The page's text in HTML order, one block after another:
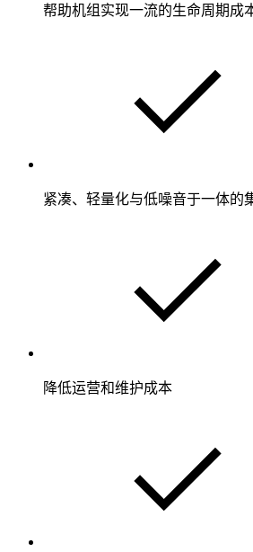
帮助机组实现一流的生命周期成
紧凑、轻量化与低噪音于一体的
降低运营和维护成本